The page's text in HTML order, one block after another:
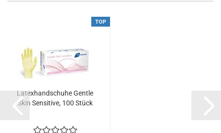
TOP
Latexhandschuhe Gentle
Skin Sensitive, 100 Stück